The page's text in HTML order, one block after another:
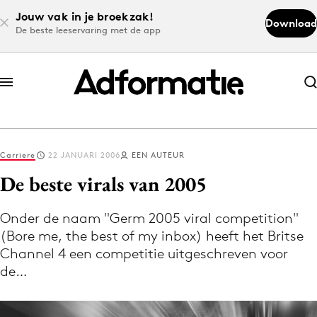
Jouw vak in je broekzak!
De beste leeservaring met de app
Download
Abonneer nu
Abonneer nu
Log in
Download de app
Volg het laatste nieuws via de Adformatie
Nieuws app
Carriere 22 JANUARI 2006 EEN AUTEUR
De beste virals van 2005
Onder de naam "Germ 2005 viral competition"
(Bore me, the best of my inbox) heeft het Britse
Channel 4 een competitie uitgeschreven voor
de…